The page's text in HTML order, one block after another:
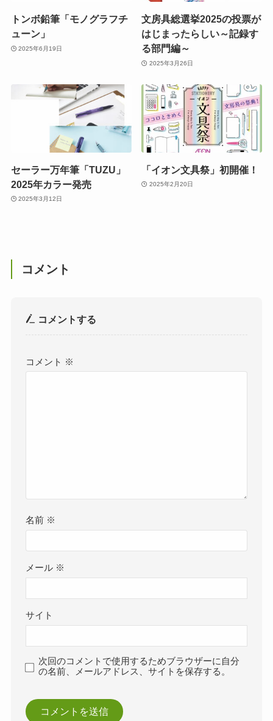
トンボ鉛筆「モノグラフチ
ューン」
2025年6月19日
文房具総選挙2025の投票が
はじまったらしい～記録す
る部門編～
2025年3月26日
セーラー万年筆「TUZU」
2025年カラー発売
2025年3月12日
「イオン文具祭」初開催！
2025年2月20日
コメント
コメントする
コメント ※
名前 ※
メール ※
サイト
次回のコメントで使用するためブラウザーに自分
の名前、メールアドレス、サイトを保存する。